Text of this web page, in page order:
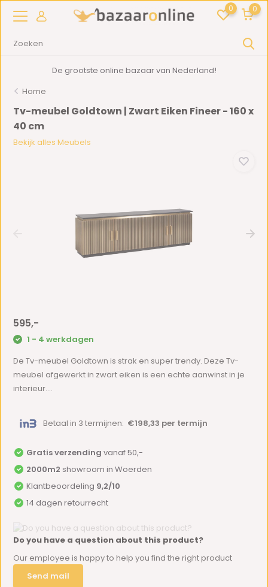
0 0
De grootste online bazaar van Nederland!
Home
Tv-meubel Goldtown | Zwart Eiken Fineer - 160 x
40 cm
Bekijk alles Meubels
595,-
1 - 4 werkdagen
De Tv-meubel Goldtown is strak en super trendy. Deze Tv-
meubel afgewerkt in zwart eiken is een echte aanwinst in je
interieur....
Betaal in 3 termijnen: €198,33 per termijn
Gratis verzending vanaf 50,-
2000m2 showroom in Woerden
Klantbeoordeling 9,2/10
14 dagen retourrecht
Do you have a question about this product?
Our employee is happy to help you find the right product
Send mail